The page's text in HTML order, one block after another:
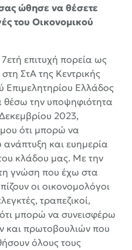
ώθησε να θέσετε
του Οικονομικού
επιτυχή πορεία ως
ΣτΑ της Κεντρικής
Επιμελητηρίου Ελλάδος
την υποψηφιότητα
2023,
ότι μπορώ να
και ευημερία
κλάδου μας. Με την
γνώση που έχω στα
οι οικονομολόγοι
τραπεζικοί,
μπορώ να συνεισφέρω
και πρωτοβουλιών που
όλους τους